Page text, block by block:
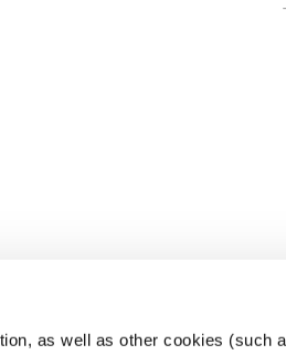
as well as other cookies (such